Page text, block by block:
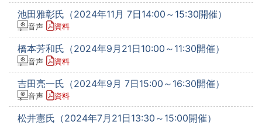
池田雅彰氏（2024年11月 7日14:00～15:30開催）
音声 資料
橋本芳和氏（2024年9月21日10:00～11:30開催）
音声 資料
吉田亮一氏（2024年9月 7日15:00～16:30開催）
音声 資料
松井憲氏（2024年7月21日13:30～15:00開催）